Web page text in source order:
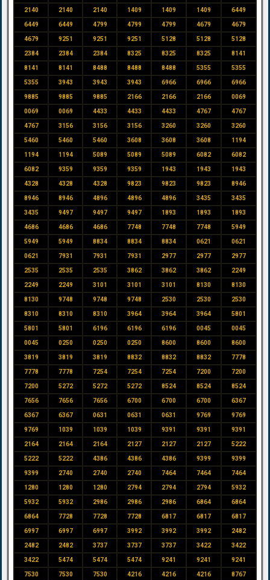
2140 2140 2140 1409 1409 1409 6449
6449 6449 4799 4799 4799 4679 4679
4679 9251 9251 9251 5128 5128 5128
2384 2384 2384 8325 8325 8325 8141
8141 8141 8488 8488 8488 5355 5355
5355 3943 3943 3943 6966 6966 6966
9885 9885 9885 2166 2166 2166 0069
0069 0069 4433 4433 4433 4767 4767
4767 3156 3156 3156 3260 3260 3260
5460 5460 5460 3608 3608 3608 1194
1194 1194 5089 5089 5089 6082 6082
6082 9359 9359 9359 1943 1943 1943
4328 4328 4328 9823 9823 9823 8946
8946 8946 4896 4896 4896 3435 3435
3435 9497 9497 9497 1893 1893 1893
4686 4686 4686 7748 7748 7748 5949
5949 5949 8834 8834 8834 0621 0621
0621 7931 7931 7931 2977 2977 2977
2535 2535 2535 3862 3862 3862 2249
2249 2249 3101 3101 3101 8130 8130
8130 9748 9748 9748 2530 2530 2530
8310 8310 8310 3964 3964 3964 5801
5801 5801 6196 6196 6196 0045 0045
0045 0250 0250 0250 8600 8600 8600
3819 3819 3819 8832 8832 8832 7778
7778 7778 7254 7254 7254 7200 7200
7200 5272 5272 5272 8524 8524 8524
7656 7656 7656 6700 6700 6700 6367
6367 6367 0631 0631 0631 9769 9769
9769 1039 1039 1039 9391 9391 9391
2164 2164 2164 2127 2127 2127 5222
5222 5222 4386 4386 4386 9399 9399
9399 2740 2740 2740 7464 7464 7464
1280 1280 1280 2794 2794 2794 5932
5932 5932 2986 2986 2986 6864 6864
6864 7728 7728 7728 6817 6817 6817
6997 6997 6997 3992 3992 3992 2482
2482 2482 3737 3737 3737 3422 3422
3422 5474 5474 5474 9241 9241 9241
7530 7530 7530 4216 4216 4216 8767